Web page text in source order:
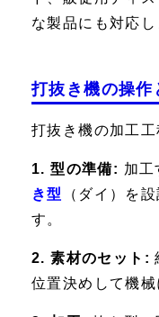
な製品にも対応し
打抜き機の操作
打抜き機の加工工
1. 型の準備: 加工
き型
（ダイ）を
す。
2. 素材のセット:
位置決めして機械